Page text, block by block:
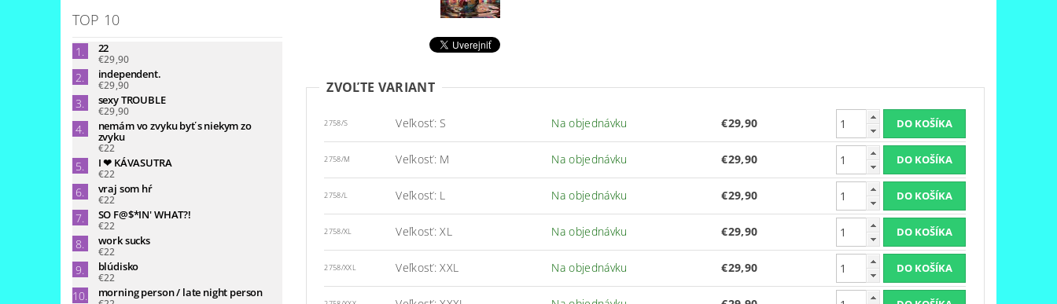
TOP 10
22
€29,90
independent.
€29,90
sexy TROUBLE
€29,90
nemám vo zvyku byť s niekym zo
zvyku
€22
I ❤ KÁVASUTRA
€22
vraj som hŕ
€22
SO F@$*IN' WHAT?!
€22
work sucks
€22
blúdisko
€22
morning person / late night person
ZVOĽTE VARIANT
2758/S Veľkosť: S Na objednávku €29,90
2758/M Veľkosť: M Na objednávku €29,90
2758/L Veľkosť: L Na objednávku €29,90
2758/XL Veľkosť: XL Na objednávku €29,90
2758/XXL Veľkosť: XXL Na objednávku €29,90